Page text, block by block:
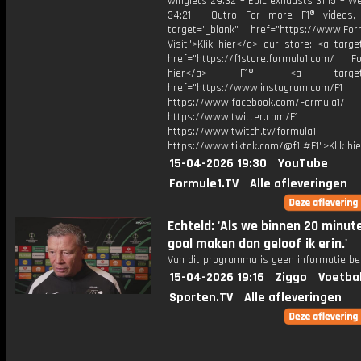
34:21 - Outro For more F1®
target="_blank" href="https://
Visit">Klik hier</a> our store: <a
href="https://f1store.formula1.com/
hier</a> F1®: <a
href="https://www.instagram.com/F1
https://www.facebook.com/Formula1/
https://www.twitter.com/F1
https://www.twitch.tv/formula1
https://www.tiktok.com/@f1 #F1">Klik
15-04-2026 19:30
YouTube
Formule1.TV
Alle afleveringen
Echteld: 'Als we binnen 20
goal maken dan geloof ik erin.'
Van dit programma is geen informatie
15-04-2026 19:16 Ziggo
Sporten.TV
Alle afleveringen